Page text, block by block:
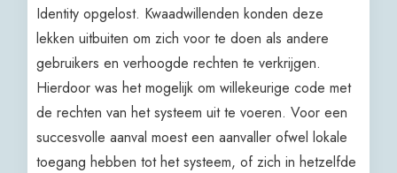
Identity opgelost. Kwaadwillenden konden deze
lekken uitbuiten om zich voor te doen als andere
gebruikers en verhoogde rechten te verkrijgen.
Hierdoor was het mogelijk om willekeurige code met
de rechten van het systeem uit te voeren. Voor een
succesvolle aanval moest een aanvaller ofwel lokale
toegang hebben tot het systeem, of zich in hetzelfde